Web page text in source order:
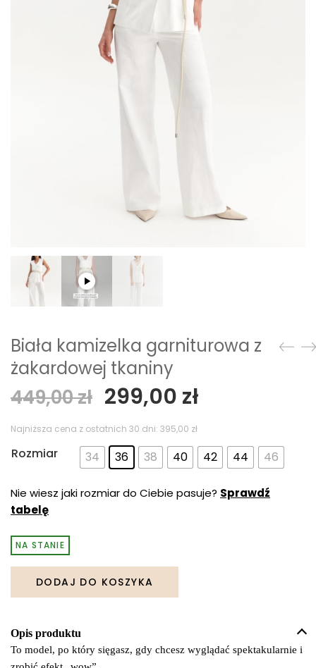
Biała kamizelka garniturowa z
żakardowej tkaniny
449,00zł Pierwotna
cena
wynosiła:
449,00 zł.
299,00 zł
299,00 zł.
Najniższa cena z ostatnich 30 dni: 395,00 zł
Rozmiar 34 36 38 40 42 44 46
Nie wiesz jaki rozmiar do Ciebie pasuje? Sprawdź
tabelę
NA STANIE
DODAJ DO KOSZYKA
Opis produktu
To model, po który sięgasz, gdy chcesz wyglądać spektakularnie i